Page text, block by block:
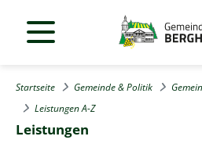
Startseite Gemeinde & Politik
Leistungen A-Z
Leistungen